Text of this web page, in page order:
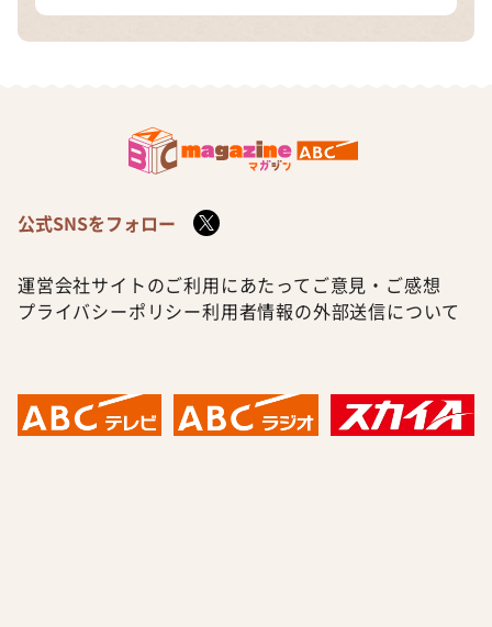
公式SNSをフォロー
運営会社サイトのご利用にあたって ご意見・ご感想
プライバシーポリシー利用者情報の外部送信について